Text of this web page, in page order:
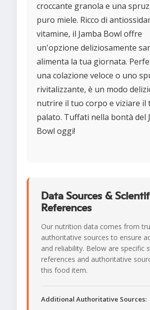
croccante granola e una
puro miele. Ricco di
vitamine, il Jamba Bowl offre
un'opzione deliziosamente
alimenta la tua giornata.
una colazione veloce o uno
rivitalizzante, è un modo
nutrire il tuo corpo e viziare il
palato. Tuffati nella bontà del
Bowl oggi!
Data Sources &
References
Our nutrition data comes from
authoritative sources to ensure
and reliability. Below are specific
references and authoritative
this food item.
Additional Authoritative Sources: